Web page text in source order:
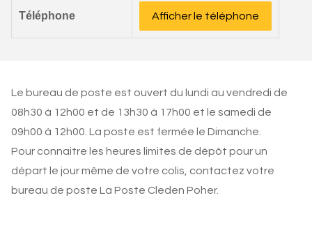
Téléphone Afficher le téléphone
Le bureau de poste est ouvert du lundi au vendredi de
08h30 à 12h00 et de 13h30 à 17h00 et le samedi de
09h00 à 12h00. La poste est fermée le Dimanche.
Pour connaitre les heures limites de dépôt pour un
départ le jour même de votre colis, contactez votre
bureau de poste La Poste Cleden Poher.